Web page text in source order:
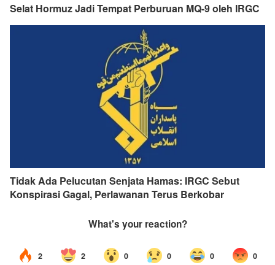
Selat Hormuz Jadi Tempat Perburuan MQ-9 oleh IRGC
Tidak Ada Pelucutan Senjata Hamas: IRGC Sebut
Konspirasi Gagal, Perlawanan Terus Berkobar